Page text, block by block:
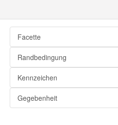
Kennzeichen
bestimmende Größe
Determinante
Bestimmungsgröße
Facette
Randbedingung
Kennzeichen
Gegebenheit